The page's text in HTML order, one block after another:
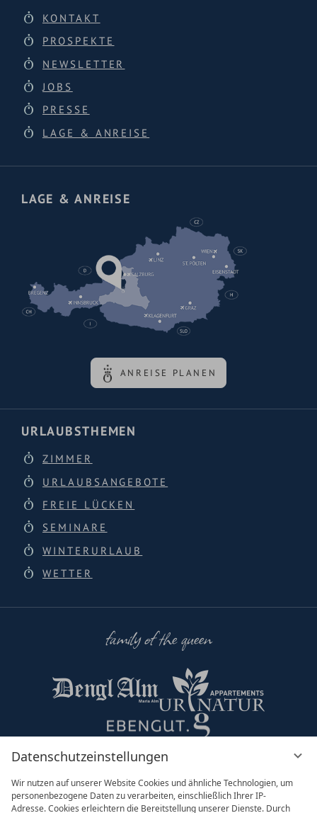
Datenschutzeinstellungen
Wir nutzen auf unserer Website Cookies und ähnliche Technologien, um
personenbezogene Daten zu verarbeiten, einschließlich Ihrer IP-
Adresse. Cookies erleichtern die Bereitstellung unserer Dienste. Durch
KONTAKT
PROSPEKTE
NEWSLETTER
JOBS
PRESSE
LAGE & ANREISE
LAGE & ANREISE
ANREISE PLANEN
URLAUBSTHEMEN
ZIMMER
URLAUBSANGEBOTE
FREIE LÜCKEN
SEMINARE
WINTERURLAUB
WETTER
family of the queen